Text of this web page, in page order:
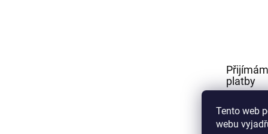
Tento web
webu
platby